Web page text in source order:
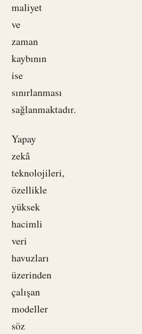
maliyet
ve
zaman
kaybının
ise
sınırlanması
sağlanmaktadır.
Yapay
zekâ
teknolojileri,
özellikle
yüksek
hacimli
veri
havuzları
üzerinden
çalışan
modeller
söz